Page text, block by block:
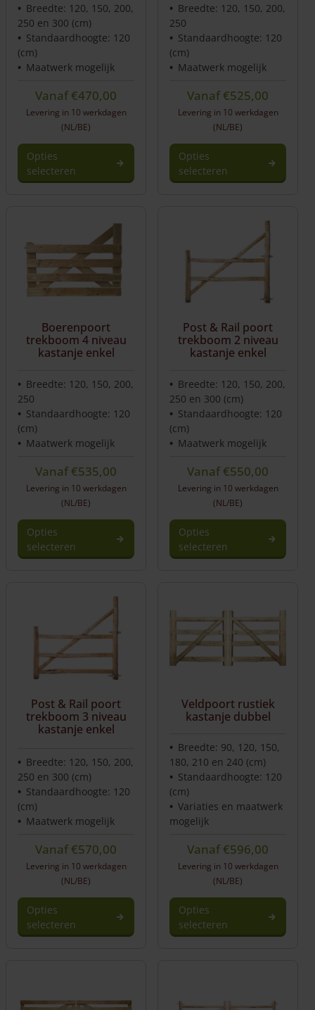
Breedte: 120, 150, 200,
250 en 300 (cm)
Standaardhoogte: 120
(cm)
Maatwerk mogelijk
Vanaf€470,00
Levering in 10 werkdagen
(NL/BE)
Opties
selecteren
Breedte: 120, 150, 200,
250
Standaardhoogte: 120
(cm)
Maatwerk mogelijk
Vanaf€525,00
Levering in 10 werkdagen
(NL/BE)
Opties
selecteren
Boerenpoort
trekboom 4 niveau
kastanje enkel
Breedte: 120, 150, 200,
250
Standaardhoogte: 120
(cm)
Maatwerk mogelijk
Vanaf€535,00
Levering in 10 werkdagen
(NL/BE)
Opties
selecteren
Post & Rail poort
trekboom 2 niveau
kastanje enkel
Breedte: 120, 150, 200,
250 en 300 (cm)
Standaardhoogte: 120
(cm)
Maatwerk mogelijk
Vanaf€550,00
Levering in 10 werkdagen
(NL/BE)
Opties
selecteren
Post & Rail poort
trekboom 3 niveau
kastanje enkel
Breedte: 120, 150, 200,
250 en 300 (cm)
Standaardhoogte: 120
(cm)
Maatwerk mogelijk
Vanaf€570,00
Levering in 10 werkdagen
(NL/BE)
Opties
selecteren
Veldpoort rustiek
kastanje dubbel
Breedte: 90, 120, 150,
180, 210 en 240 (cm)
Standaardhoogte: 120
(cm)
Variaties en maatwerk
mogelijk
Vanaf€596,00
Levering in 10 werkdagen
(NL/BE)
Opties
selecteren